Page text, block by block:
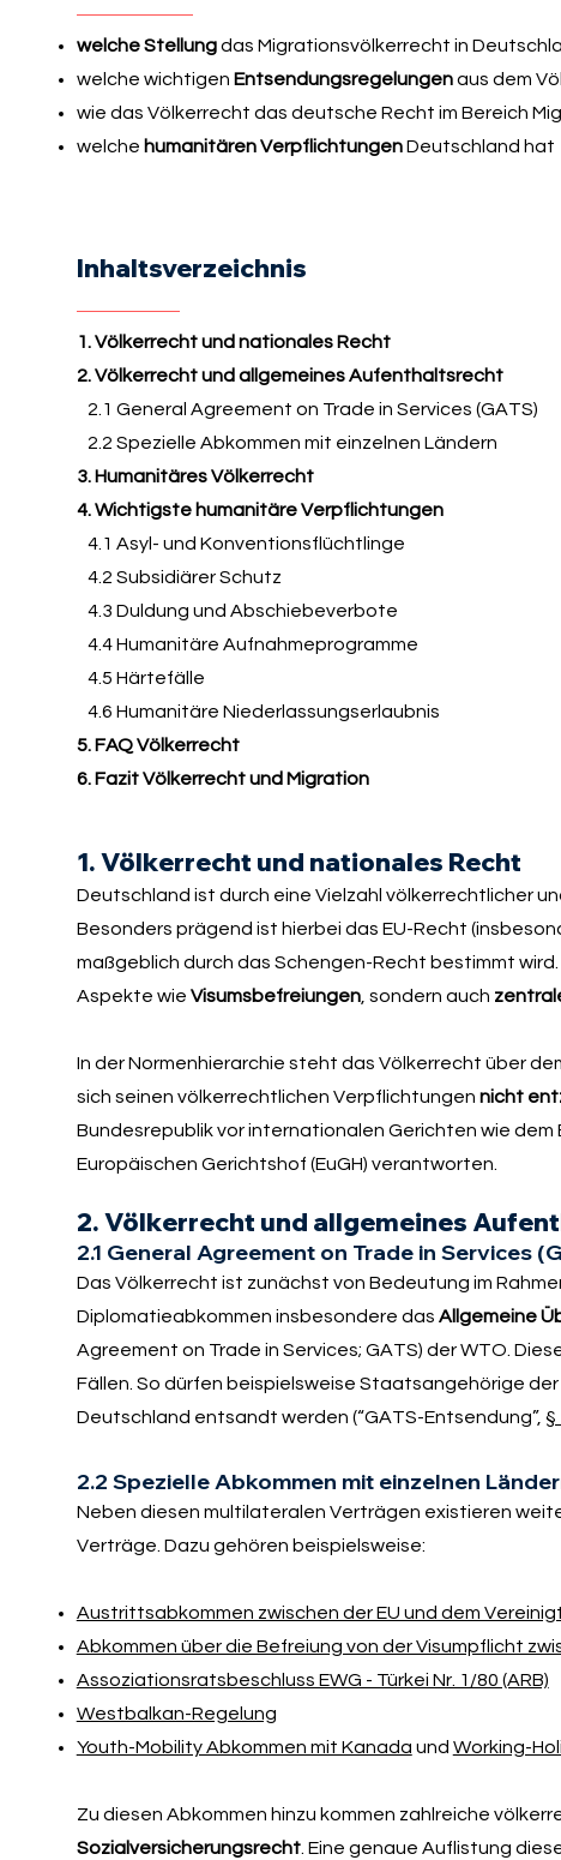
welche Stellungdas Migrationsvölkerrecht in
welche wichtigen Entsendungsregelungenaus dem
wie das Völkerrecht das deutsche Recht im Bereich
welche humanitären VerpflichtungenDeutschland hat
Inhaltsverzeichnis
1. Völkerrecht und nationales Recht
2. Völkerrecht und allgemeines Aufenthaltsrecht
2.1 General Agreement on Trade in Services (GATS)
2.2 Spezielle Abkommen mit einzelnen Ländern
3. Humanitäres Völkerrecht
4. Wichtigste humanitäre Verpflichtungen
4.1 Asyl- und Konventionsflüchtlinge
4.2 Subsidiärer Schutz
4.3 Duldung und Abschiebeverbote
4.4 Humanitäre Aufnahmeprogramme
4.5 Härtefälle
4.6 Humanitäre Niederlassungserlaubnis
5. FAQ Völkerrecht
6. Fazit Völkerrecht und Migration
1. Völkerrecht und nationales Recht
Deutschland ist durch eine Vielzahl völkerrechtlicher
Besonders prägend ist hierbei das EU-Recht
maßgeblich durch das Schengen-Recht bestimmt
Aspekte wie Visumsbefreiungen, sondern auch
In der Normenhierarchie steht das Völkerrecht über
sich seinen völkerrechtlichen Verpflichtungen nicht
Bundesrepublik vor internationalen Gerichten wie
Europäischen Gerichtshof (EuGH) verantworten.
2. Völkerrecht und allgemeines
2.1 General Agreement on Trade in Services
Das Völkerrecht ist zunächst von Bedeutung im
Diplomatieabkommen insbesondere das Allgemeine
Agreement on Trade in Services; GATS) der WTO.
Fällen. So dürfen beispielsweise Staatsangehörige
Deutschland entsandt werden (“GATS-Entsendung”, §
2.2 Spezielle Abkommen mit einzelnen
Neben diesen multilateralen Verträgen existieren
Verträge. Dazu gehören beispielsweise:
Austrittsabkommen zwischen der EU und dem
Abkommen über die Befreiung von der Visumpflicht
Assoziationsratsbeschluss EWG - Türkei Nr. 1/80 (ARB)
Westbalkan-Regelung
Youth-Mobility Abkommen mit Kanada und Working-
Zu diesen Abkommen hinzu kommen zahlreiche
Sozialversicherungsrecht. Eine genaue Auflistung